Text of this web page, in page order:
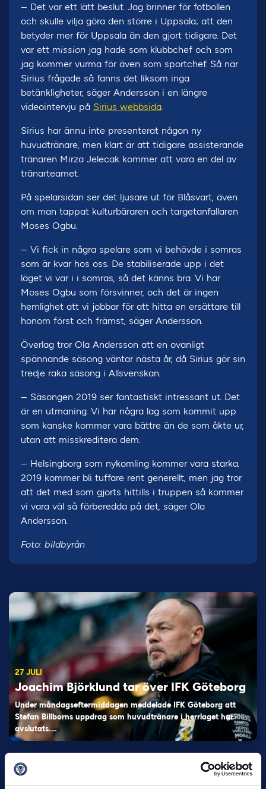
– Det var ett lätt beslut. Jag brinner för fotbollen
och skulle vilja göra den större i Uppsala; att den
betyder mer för Uppsala än den gjort tidigare. Det
var ett mission jag hade som klubbchef och som
jag kommer vurma för även som sportchef. Så när
Sirius frågade så fanns det liksom inga
betänkligheter, säger Andersson i en längre
videointervju på Sirius webbsida.
Sirius har ännu inte presenterat någon ny
huvudtränare, men klart är att tidigare assisterande
tränaren Mirza Jelecak kommer att vara en del av
tränarteamet.
På spelarsidan ser det ljusare ut för Blåsvart, även
om man tappat kulturbäraren och targetanfallaren
Moses Ogbu.
– Vi fick in några spelare som vi behövde i somras
som är kvar hos oss. De stabiliserade upp i det
läget vi var i i somras, så det känns bra. Vi har
Moses Ogbu som försvinner, och det är ingen
hemlighet att vi jobbar för att hitta en ersättare till
honom först och främst, säger Andersson.
Överlag tror Ola Andersson att en ovanligt
spännande säsong väntar nästa år, då Sirius gör sin
tredje raka säsong i Allsvenskan.
– Säsongen 2019 ser fantastiskt intressant ut. Det
är en utmaning. Vi har några lag som kommit upp
som kanske kommer vara bättre än de som åkte ur,
utan att misskreditera dem.
– Helsingborg som nykomling kommer vara starka.
2019 kommer bli tuffare rent generellt, men jag tror
att det med som gjorts hittills i truppen så kommer
vi vara väl så förberedda på det, säger Ola
Andersson.
Foto: bildbyrån
27 JULI
Joachim Björklund tar över IFK Göteborg
Under måndagseftermiddagen meddelade IFK Göteborg att
Stefan Billborns uppdrag som huvudtränare i herrlaget har
avslutats.…